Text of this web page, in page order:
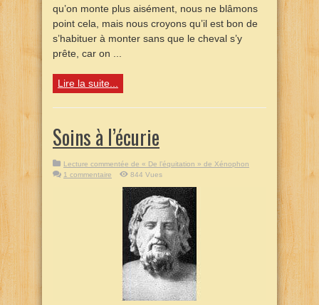
qu’on monte plus aisément, nous ne blâmons
point cela, mais nous croyons qu’il est bon de
s’habituer à monter sans que le cheval s’y
prête, car on ...
Lire la suite...
Soins à l’écurie
Lecture commentée de « De l’équitation » de Xénophon
1 commentaire
844 Vues